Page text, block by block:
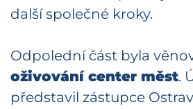
další společné kroky.
Odpolední část byla
oživování center měst.
představil zástupce